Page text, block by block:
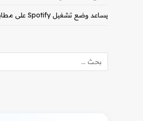
يساعد وضع تشغيل Spotify على مطابقة الألحان مع الإيقاع